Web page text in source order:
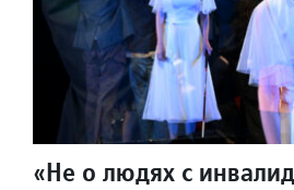
«Не о людях с